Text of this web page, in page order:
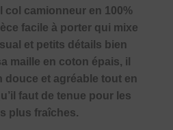
col camionneur en 100%
facile à porter qui mixe
et petits détails bien
maille en coton épais, il
douce et agréable tout en
faut de tenue pour les
plus fraîches.